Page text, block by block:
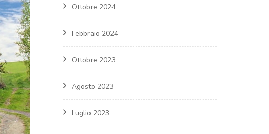
Ottobre 2024
Febbraio 2024
Ottobre 2023
Agosto 2023
Luglio 2023